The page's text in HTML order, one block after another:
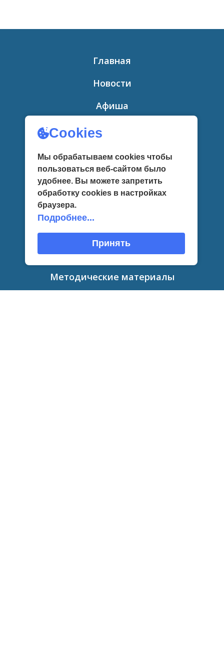
Главная
Новости
Афиша
Приглашаем
Сведения об образовательной
организации
Независимая оценка
Противодействие коррупции
Контакты
Методические материалы
Cookies
Мы обрабатываем cookies чтобы
пользоваться веб-сайтом было
удобнее. Вы можете запретить
обработку сookies в настройках
браузера.
Подробнее...
Принять